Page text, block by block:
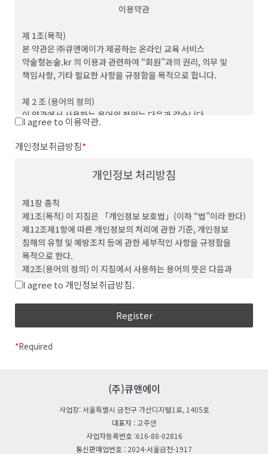
이용약관
제 1조(목적)
본 약관은 ㈜큐앤에이가 제공하는 온라인 교육 서비스
약술형논술.kr 의 이용과 관련하여 “회원”과의 권리, 의무 및
책임사항, 기타 필요한 사항을 규정함을 목적으로 합니다.
제 2 조 (용어의 정의)
이 약관에서 사용하는 용어의 정의는 다음과 같습니다.
(1) "서비스”라 함은 이용자가 이용할 수 있는 웹사이트 관련 제반
서비스를 의미합니다
(2) “이용자”라 함은 회사의 웹사이트에 접속하여 본 약관에 따라
회사가 제공하는 콘텐츠 및 제반 서비스를 이용하는 회원 및
단체를 말합니다.
(4) “비회원”이라 함은 회원에 가입하지 않고 회사가
웹사이트에서 제공하는 서비스를 이용하는 자를 말합니다.
(5) “아이디(ID)”라 함은 회원의 식별과 서비스 이용을 위하여
회원이 정하고 회사가 승인하는 문자와 숫자의 조합을
의미합니다.
(6) ‘비밀번호’라 함은 회원이 부여 받은 ID와 일치된 회원임을
(7) ‘해지’라 함은 회사 또는 회원이 이용계약을 해약하는 것을
(2) 회사는 합리적인 사유가 발생할 경우 관련 법령에 위배되지
않는 범위 안에서 약관을 변경할 수 있으며, 변경된 약관은 본 조
제1항과 같이 회원에게 공지함으로써 효력을 발생합니다.
제 4 조 (약관 외 준칙)
I agree to 이용약관.
개인정보취급방침*
개인정보 처리방침
제1장 총칙
제1조(목적) 이 지침은 「개인정보 보호법」(이하 “법”이라 한다)
제12조제1항에 따른 개인정보의 처리에 관한 기준, 개인정보
침해의 유형 및 예방조치 등에 관한 세부적인 사항을 규정함을
목적으로 한다.
제2조(용어의 정의) 이 지침에서 사용하는 용어의 뜻은 다음과
같다.
이용, 제공, 공개, 파기(破棄), 그 밖에 이와 유사한
“개인정보처리자”란 업무를 목적으로 법
모든 공공기관, 법인ㆍ단체, 개인 등을 말한다.
보호법 시행령」(이하 “영“이라 한다) 제2조에 따른
“친목단체”란 학교, 지역, 기업, 인터넷 커뮤니티 등을
I agree to 개인정보취급방침.
*Required
(주)큐앤에이
사업장: 서울특별시 금천구 가산디지털1로, 1405호
대표자 : 고주안
사업자등록번호 :616-88-02816
통신판매업번호 : 2024-서울금천-1917